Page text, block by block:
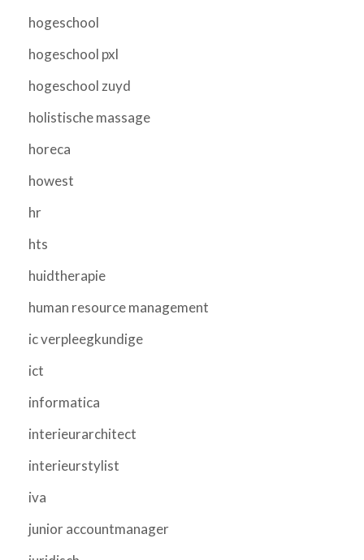
hogeschool
hogeschool pxl
hogeschool zuyd
holistische massage
horeca
howest
hr
hts
huidtherapie
human resource management
ic verpleegkundige
ict
informatica
interieurarchitect
interieurstylist
iva
junior accountmanager